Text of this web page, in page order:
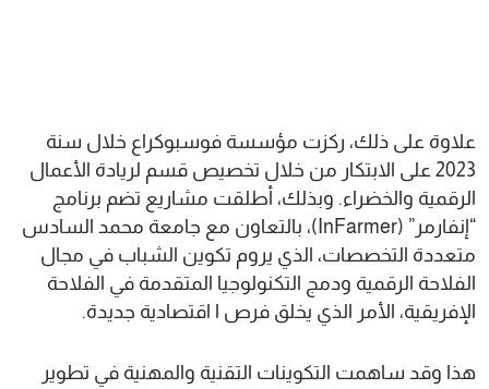
علاوة على ذلك، ركزت مؤسسة فوسبوكراع خلال سنة
2023 على الابتكار من خلال تخصيص قسم لريادة الأعمال
الرقمية والخضراء. وبذلك، أطلقت مشاريع تضم برنامج
“إنفارمر” (InFarmer)، بالتعاون مع جامعة محمد السادس
متعددة التخصصات، الذي يروم تكوين الشباب في مجال
الفلاحة الرقمية ودمج التكنولوجيا المتقدمة في الفلاحة
الإفريقية، الأمر الذي يخلق فرص ا اقتصادية جديدة.
هذا وقد ساهمت التكوينات التقنية والمهنية في تطوير